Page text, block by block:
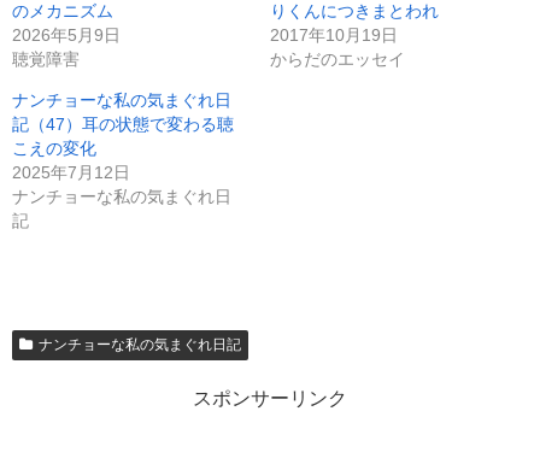
のメカニズム
2026年5月9日
聴覚障害
りくんにつきまとわれ
2017年10月19日
からだのエッセイ
ナンチョーな私の気まぐれ日
記（47）耳の状態で変わる聴
こえの変化
2025年7月12日
ナンチョーな私の気まぐれ日
記
ナンチョーな私の気まぐれ日記
スポンサーリンク